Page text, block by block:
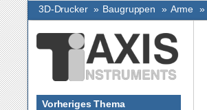
3D-Drucker » Baugruppen » Arme »
Vorheriges Thema